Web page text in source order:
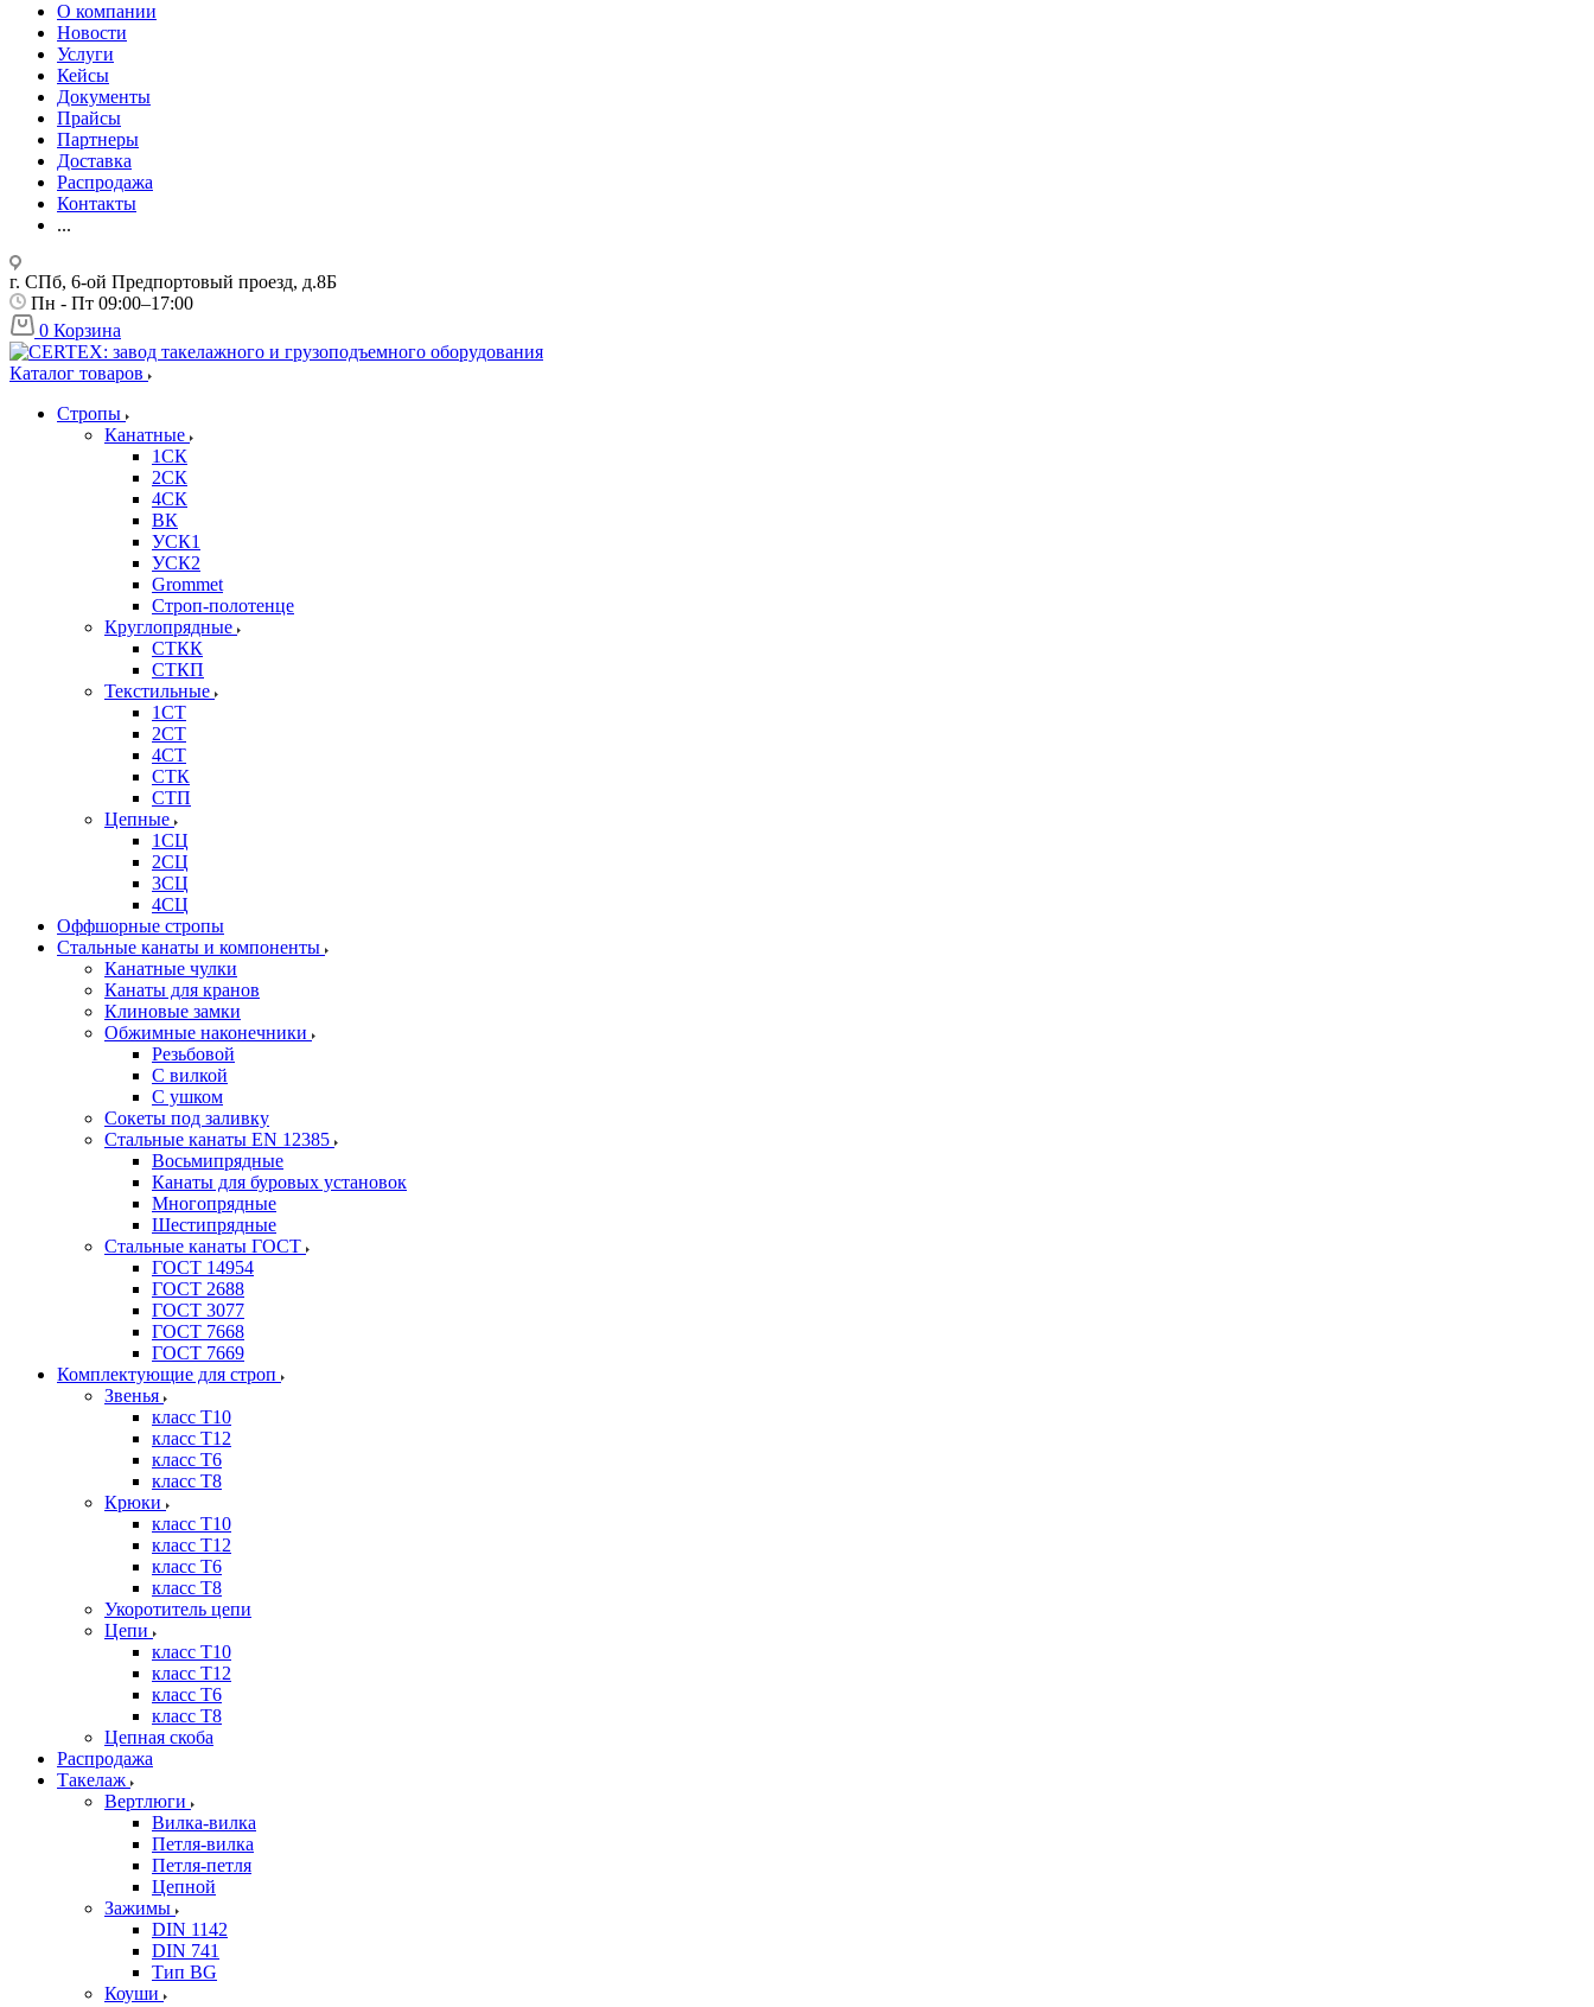
О компании
Новости
Услуги
Кейсы
Документы
Прайсы
Партнеры
Доставка
Распродажа
Контакты
...
г. СПб, 6-ой Предпортовый проезд, д.8Б
Пн - Пт 09:00–17:00
0 Корзина
Каталог товаров
Стропы
Канатные
1СК
2СК
4СК
ВК
УСК1
УСК2
Grommet
Строп-полотенце
Круглопрядные
СТКК
СТКП
Текстильные
1СТ
2СТ
4СТ
СТК
СТП
Цепные
1СЦ
2СЦ
3СЦ
4СЦ
Оффшорные стропы
Стальные канаты и компоненты
Канатные чулки
Канаты для кранов
Клиновые замки
Обжимные наконечники
Резьбовой
С вилкой
С ушком
Сокеты под заливку
Стальные канаты EN 12385
Восьмипрядные
Канаты для буровых установок
Многопрядные
Шестипрядные
Стальные канаты ГОСТ
ГОСТ 14954
ГОСТ 2688
ГОСТ 3077
ГОСТ 7668
ГОСТ 7669
Комплектующие для строп
Звенья
класс Т10
класс Т12
класс Т6
класс Т8
Крюки
класс Т10
класс Т12
класс Т6
класс Т8
Укоротитель цепи
Цепи
класс Т10
класс Т12
класс Т6
класс Т8
Цепная скоба
Распродажа
Такелаж
Вертлюги
Вилка-вилка
Петля-вилка
Петля-петля
Цепной
Зажимы
DIN 1142
DIN 741
Тип BG
Коуши